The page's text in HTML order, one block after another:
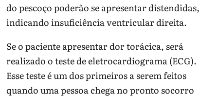
do pescoço poderão se apresentar distendidas,
indicando insuficiência ventricular direita.
Se o paciente apresentar dor torácica, será
realizado o teste de eletrocardiograma (ECG).
Esse teste é um dos primeiros a serem feitos
quando uma pessoa chega no pronto socorro